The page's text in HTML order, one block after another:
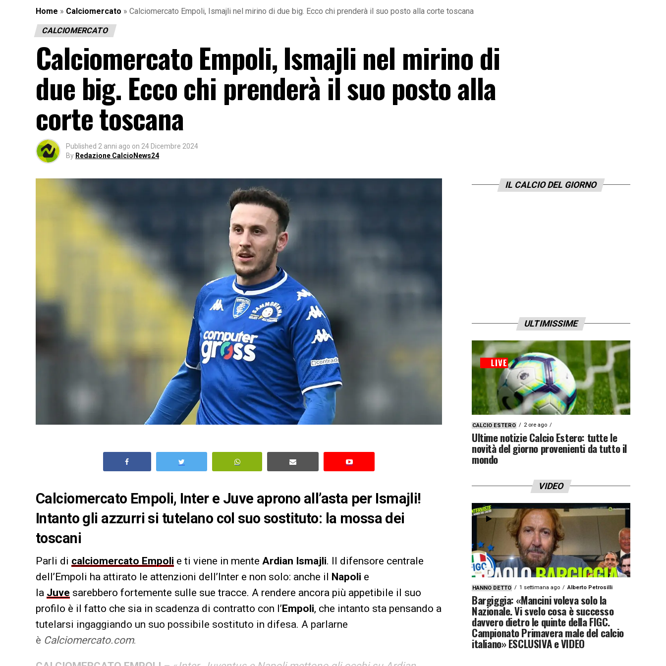
Home » Calciomercato » Calciomercato Empoli, Ismajli nel mirino di due big. Ecco chi prenderà il suo posto alla corte toscana
CALCIOMERCATO
Calciomercato Empoli, Ismajli nel mirino di
due big. Ecco chi prenderà il suo posto alla
corte toscana
Published 2 anni ago on 24 Dicembre 2024
By Redazione CalcioNews24
Calciomercato Empoli, Inter e Juve aprono all’asta per Ismajli!
Intanto gli azzurri si tutelano col suo sostituto: la mossa dei
toscani
Parli di calciomercato Empoli e ti viene in mente Ardian Ismajli. Il difensore centrale
dell’Empoli ha attirato le attenzioni dell’Inter e non solo: anche il Napoli e
la Juve sarebbero fortemente sulle sue tracce. A rendere ancora più appetibile il suo
profilo è il fatto che sia in scadenza di contratto con l’Empoli, che intanto sta pensando a
tutelarsi ingaggiando un suo possibile sostituto in difesa. A parlarne
è Calciomercato.com.
IL CALCIO DEL GIORNO
ULTIMISSIME
CALCIO ESTERO 2 ore ago
Ultime notizie Calcio Estero: tutte le
novità del giorno provenienti da tutto il
mondo
VIDEO
HANNO DETTO 1 settimana ago Alberto Petrosilli
Bargiggia: «Mancini voleva solo la
Nazionale. Vi svelo cosa è successo
davvero dietro le quinte della FIGC.
Campionato Primavera male del calcio
italiano» ESCLUSIVA e VIDEO